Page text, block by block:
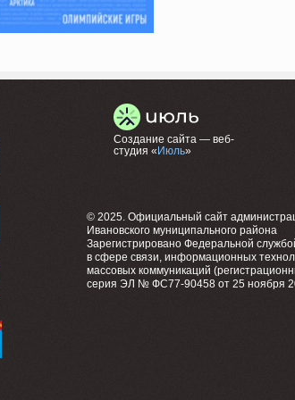
Создание сайта — веб-
студия « Июль»
© 2025. Официальный сайт
Ивановского муниципального района
Зарегистрировано Федеральной
в сфере связи, информационных
массовых коммуникаций
серия ЭЛ № ФС77-90458 от 25 ноября